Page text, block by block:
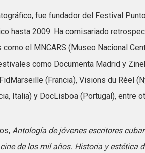
fue fundador del Festival
hasta 2009. Ha comisariado
el MNCARS (Museo Nacional
como Documenta Madrid y
(Francia), Visions du Réel
Italia) y DocLisboa (Portugal), entre
Antología de jóvenes escritores
de los mil años. Historia y estética